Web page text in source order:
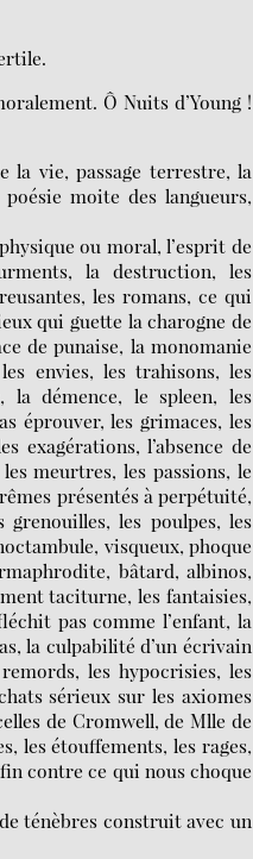
Ô Nuits d’Young !
la vie, passage terrestre, la
moite des langueurs,
ou moral, l’esprit de
la destruction, les
les romans, ce qui
qui guette la charogne de
de punaise, la monomanie
envies, les trahisons, les
la démence, le spleen, les
éprouver, les grimaces, les
exagérations, l’absence de
meurtres, les passions, le
présentés à perpétuité,
les poulpes, les
visqueux, phoque
bâtard, albinos,
taciturne, les fantaisies,
pas comme l’enfant, la
la culpabilité d’un écrivain
les hypocrisies, les
sérieux sur les axiomes
de Cromwell, de Mlle de
les étouffements, les rages,
contre ce qui nous choque
ténèbres construit avec un